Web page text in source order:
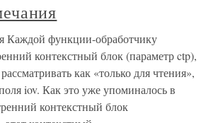
Каждой функции-обработчику
контекстный блок (параметр ctp),
как «только для чтения»,
iov. Как это уже упоминалось в
контекстный блок